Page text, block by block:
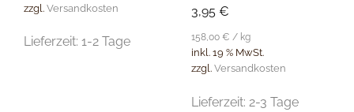
zzgl. Versandkosten
Lieferzeit: 1-2 Tage
3,95€
158,00€ / kg
inkl. 19 % MwSt.
zzgl.Versandkosten
Lieferzeit: 2-3 Tage